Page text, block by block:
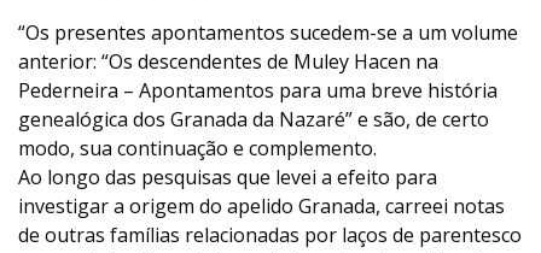
“Os presentes apontamentos sucedem-se a um volume
anterior: “Os descendentes de Muley Hacen na
Pederneira – Apontamentos para uma breve história
genealógica dos Granada da Nazaré” e são, de certo
modo, sua continuação e complemento.
Ao longo das pesquisas que levei a efeito para
investigar a origem do apelido Granada, carreei notas
de outras famílias relacionadas por laços de parentesco